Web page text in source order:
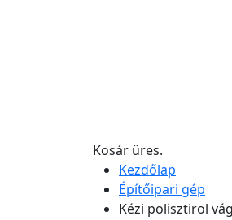
Kosár üres.
Kezdőlap
Építőipari gép
Kézi polisztirol